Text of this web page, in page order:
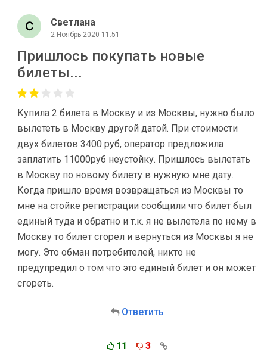
Светлана
2 Ноябрь 2020 11:51
Пришлось покупать новые
билеты...
Купила 2 билета в Москву и из Москвы, нужно было
вылететь в Москву другой датой. При стоимости
двух билетов 3400 руб, оператор предложила
заплатить 11000руб неустойку. Пришлось вылетать
в Москву по новому билету в нужную мне дату.
Когда пришло время возвращаться из Москвы то
мне на стойке регистрации сообщили что билет был
единый туда и обратно и т.к. я не вылетела по нему в
Москву то билет сгорел и вернуться из Москвы я не
могу. Это обман потребителей, никто не
предупредил о том что это единый билет и он может
сгореть.
Ответить
11 3